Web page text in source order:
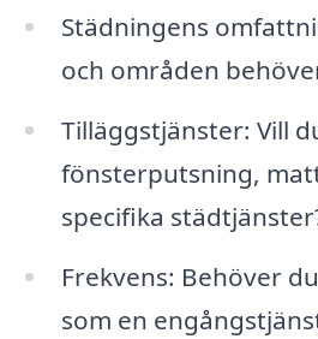
Städningens
och områden
Tilläggstjänster: Vill
fönsterputsning,
specifika
Frekvens: Behöver
som en